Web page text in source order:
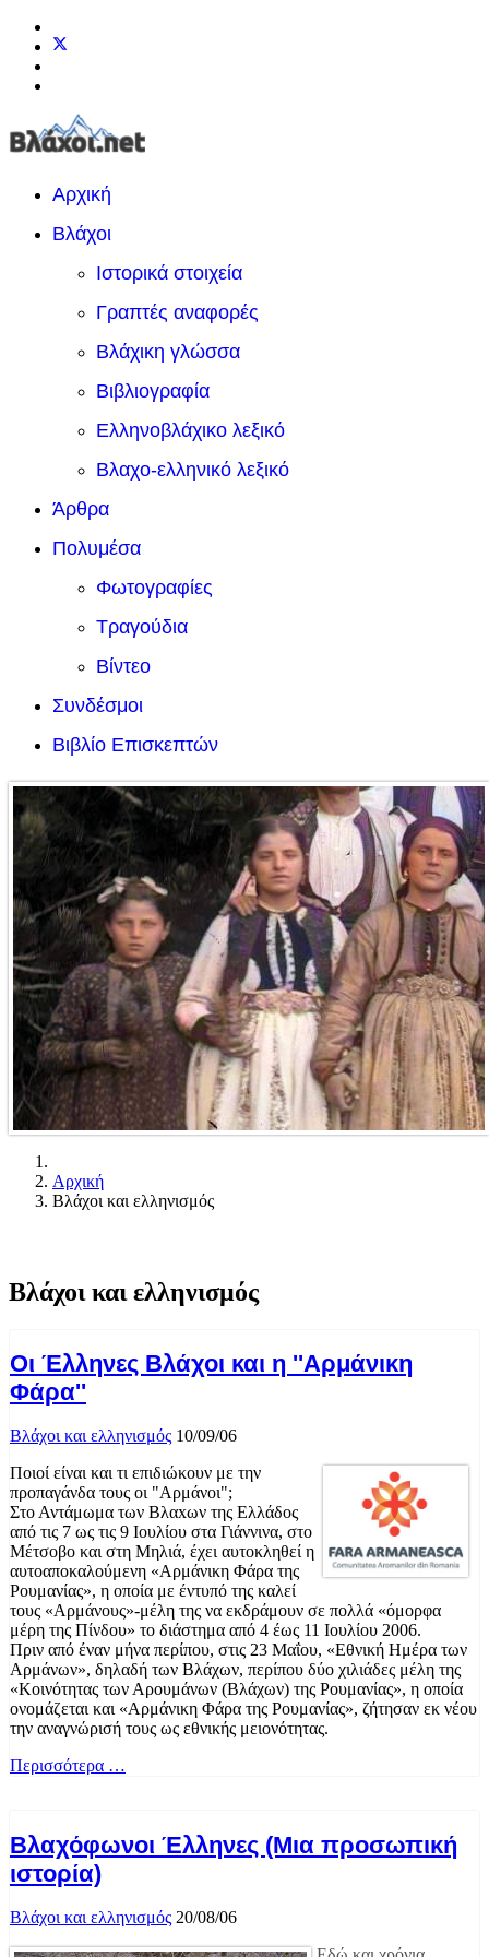
Αρχική
Βλάχοι
Ιστορικά στοιχεία
Γραπτές αναφορές
Βλάχικη γλώσσα
Βιβλιογραφία
Ελληνοβλάχικο λεξικό
Βλαχο-ελληνικό λεξικό
Άρθρα
Πολυμέσα
Φωτογραφίες
Τραγούδια
Βίντεο
Συνδέσμοι
Βιβλίο Επισκεπτών
Αρχική
Βλάχοι και ελληνισμός
Βλάχοι και ελληνισμός
Οι Έλληνες Βλάχοι και η ''Αρμάνικη
Φάρα''
Βλάχοι και ελληνισμός 10/09/06
Ποιοί είναι και τι επιδιώκουν με την
προπαγάνδα τους οι "Αρμάνοι";
Στο Αντάμωμα των Bλαxων της Ελλάδος
από τις 7 ως τις 9 Ιουλίου στα Γιάννινα, στο
Μέτσοβο και στη Μη­λιά, έχει αυτοκληθεί η
αυτοαπο­καλούμενη «Αρμάνικη Φάρα της
Ρουμανίας», η οποία με έντυπό της καλεί
τους «Αρμάνους»-μέλη της να εκδράμουν σε πολλά «όμορφα
μέρη της Πίνδου» το διάστημα από 4 έως 11 Ιουλίου 2006.
Πριν από έναν μήνα περίπου, στις 23 Μαΐου, «Εθνική Ημέρα των
Αρμάνων», δηλαδή των Βλάχων, περίπου δύο χιλιάδες μέλη της
«Κοινότητας των Αρουμάνων (Βλά­χων) της Ρουμανίας», η οποία
ονο­μάζεται και «Αρμάνικη Φάρα της Ρουμανίας», ζήτησαν εκ νέου
την αναγνώρισή τους ως εθνικής μει­ονότητας.
Περισσότερα …
Βλαχόφωνοι Έλληνες (Μια προσωπική
ιστορία)
Βλάχοι και ελληνισμός 20/08/06